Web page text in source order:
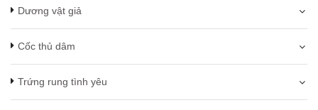
Dương vật giả
Cốc thủ dâm
Trứng rung tình yêu